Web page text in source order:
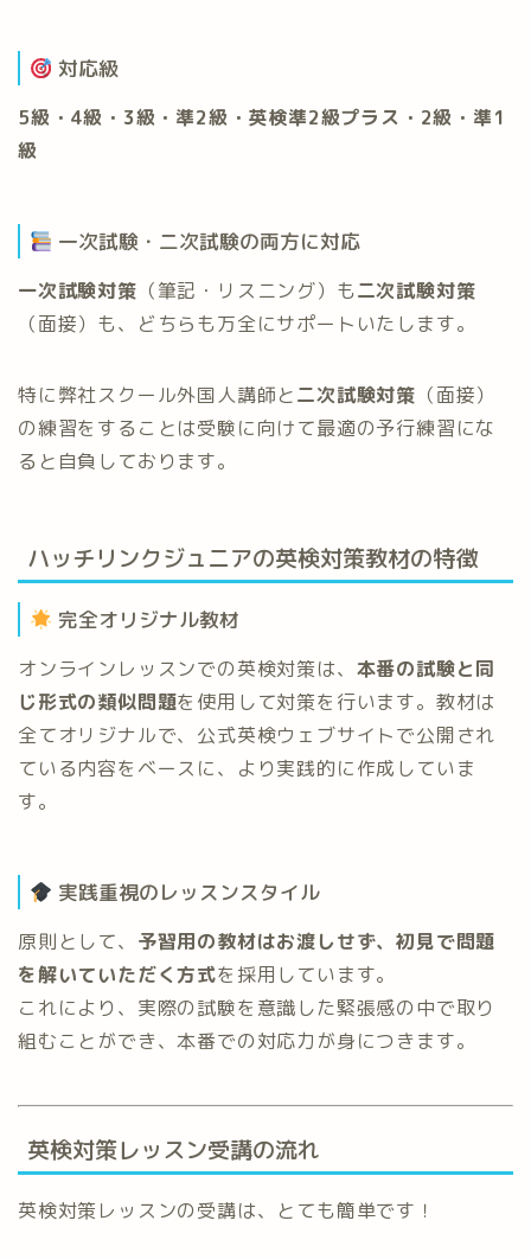
対応級
5級・4級・3級・準2級・英検準2級プラス・2級・準1
級
一次試験・二次試験の両方に対応
一次試験対策 （筆記・リスニング）も二次試験対策
（面接）も、どちらも万全にサポートいたします。
特に弊社スクール外国人講師と二次試験対策 （面接）
の練習をすることは受験に向けて最適の予行練習にな
ると自負しております。
ハッチリンクジュニアの英検対策教材の特徴
完全オリジナル教材
オンラインレッスンでの英検対策は、 本番の試験と同
じ形式の類似問題を使用して対策を行います。教材は
全てオリジナルで、公式英検ウェブサイトで公開され
ている内容をベースに、より実践的に作成していま
す。
実践重視のレッスンスタイル
原則として、 予習用の教材はお渡しせず、初見で問題
を解いていただく方式を採用しています。
これにより、実際の試験を意識した緊張感の中で取り
組むことができ、本番での対応力が身につきます。
英検対策レッスン受講の流れ
英検対策レッスンの受講は、とても簡単です！